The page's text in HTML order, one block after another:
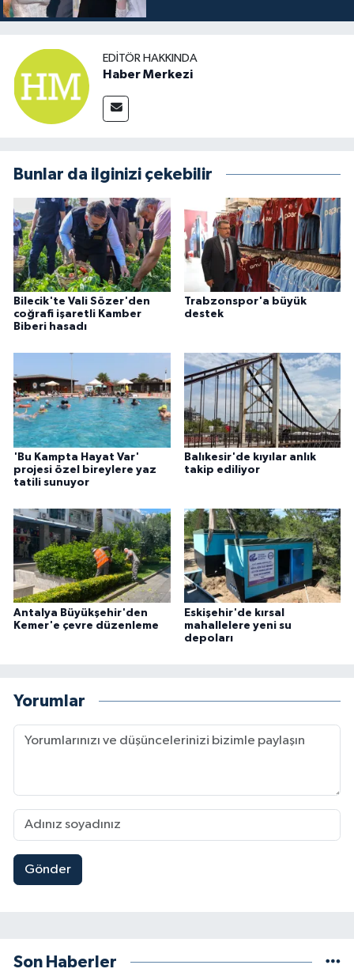
EDITÖR HAKKINDA
Haber Merkezi
Bunlar da ilginizi çekebilir
Bilecik'te Vali Sözer'den
coğrafi işaretli Kamber
Biberi hasadı
Trabzonspor'a büyük
destek
'Bu Kampta Hayat Var'
projesi özel bireylere yaz
tatili sunuyor
Balıkesir'de kıyılar anlık
takip ediliyor
Antalya Büyükşehir'den
Kemer'e çevre düzenleme
Eskişehir'de kırsal
mahallelere yeni su
depoları
Yorumlar
Gönder
Son Haberler